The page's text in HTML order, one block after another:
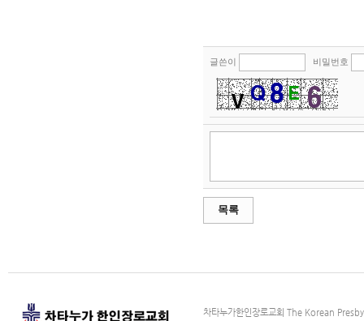
글쓴이 비밀번호
목록
차타누가한인장로교회 The Korean